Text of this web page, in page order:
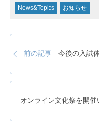
News&Topics お知らせ
前の記事 今後の入試
オンライン文化祭を開催